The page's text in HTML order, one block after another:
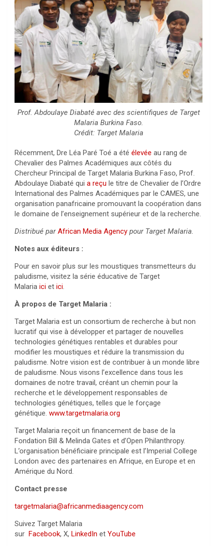
Prof. Abdoulaye Diabaté avec des scientifiques de Target
Malaria Burkina Faso.
Crédit: Target Malaria
Récemment, Dre Léa Paré Toé a été élevée au rang de
Chevalier des Palmes Académiques aux côtés du
Chercheur Principal de Target Malaria Burkina Faso, Prof.
Abdoulaye Diabaté qui a reçu le titre de Chevalier de l’Ordre
International des Palmes Académiques par le CAMES, une
organisation panafricaine promouvant la coopération dans
le domaine de l’enseignement supérieur et de la recherche.
Distribué par African Media Agency pour Target Malaria.
Notes aux éditeurs :
Pour en savoir plus sur les moustiques transmetteurs du
paludisme, visitez la série éducative de Target
Malaria ici et ici.
À propos de Target Malaria :
Target Malaria est un consortium de recherche à but non
lucratif qui vise à développer et partager de nouvelles
technologies génétiques rentables et durables pour
modifier les moustiques et réduire la transmission du
paludisme. Notre vision est de contribuer à un monde libre
de paludisme. Nous visons l’excellence dans tous les
domaines de notre travail, créant un chemin pour la
recherche et le développement responsables de
technologies génétiques, telles que le forçage
génétique. www.targetmalaria.org
Target Malaria reçoit un financement de base de la
Fondation Bill & Melinda Gates et d’Open Philanthropy.
L’organisation bénéficiaire principale est l’Imperial College
London avec des partenaires en Afrique, en Europe et en
Amérique du Nord.
Contact presse
targetmalaria@africanmediaagency.com
Suivez Target Malaria
sur Facebook, X, LinkedIn et YouTube